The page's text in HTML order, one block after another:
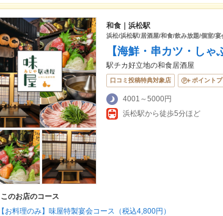
和食｜浜松駅
浜松/浜松駅/居酒屋/和食/飲み放題/個室/
【海鮮・串カツ・し
駅チカ好立地の和食居酒屋
口コミ投稿特典対象店 ポイント
4001～5000円
浜松駅から徒歩5分ほど
このお店のコース
【お料理のみ】味屋特製宴会コース（税込4,800円）